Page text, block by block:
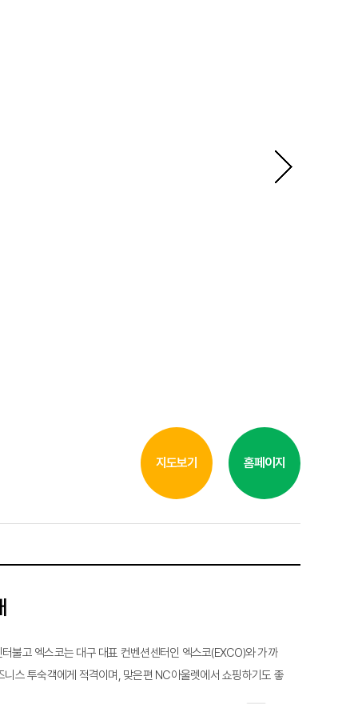
지도보기 홈페이지
불고 엑스코는 대구 대표 컨벤션센터인 엑스코(EXCO)와 가까
니스 투숙객에게 적격이며, 맞은편 NC아울렛에서 쇼핑하기도 좋